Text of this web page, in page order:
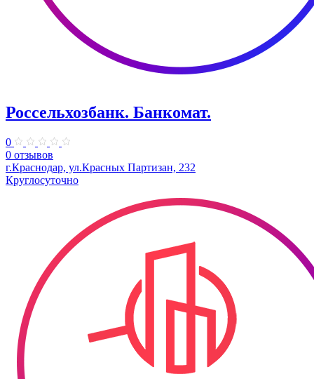
Россельхозбанк. Банкомат.
0
0 отзывов
г.Краснодар, ул.Красных Партизан, 232
Круглосуточно